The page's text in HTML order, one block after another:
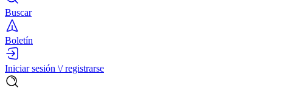
Buscar
Boletín
Iniciar sesión \/ registrarse